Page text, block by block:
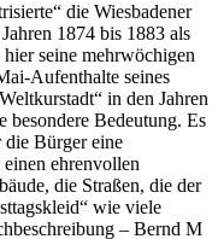
die Wiesbadener
1874 bis 1883 als
seine mehrwöchigen
Aufenthalte seines
in den Jahren
besondere Bedeutung. Es
Bürger eine
ehrenvollen
die Straßen, die der
wie viele
– Bernd M